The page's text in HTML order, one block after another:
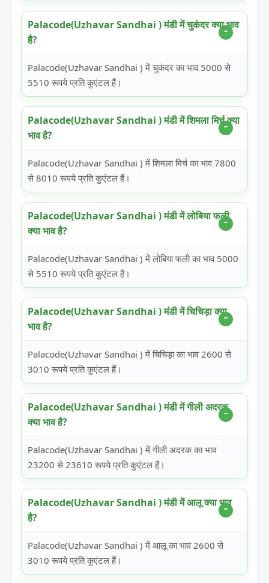
Palacode(Uzhavar Sandhai ) मंडी में चुकंदर क्या भाव
है?
Palacode(Uzhavar Sandhai ) में चुकंदर का भाव 5000 से
5510 रूपये प्रति कुएंटल हैं।
Palacode(Uzhavar Sandhai ) मंडी में शिमला मिर्च क्या
भाव है?
Palacode(Uzhavar Sandhai ) में शिमला मिर्च का भाव 7800
से 8010 रूपये प्रति कुएंटल हैं।
Palacode(Uzhavar Sandhai ) मंडी में लोबिया फली
क्या भाव है?
Palacode(Uzhavar Sandhai ) में लोबिया फली का भाव 5000
से 5510 रूपये प्रति कुएंटल हैं।
Palacode(Uzhavar Sandhai ) मंडी में चिचिड़ा क्या
भाव है?
Palacode(Uzhavar Sandhai ) में चिचिड़ा का भाव 2600 से
3010 रूपये प्रति कुएंटल हैं।
Palacode(Uzhavar Sandhai ) मंडी में गीली अदरक
क्या भाव है?
Palacode(Uzhavar Sandhai ) में गीली अदरक का भाव
23200 से 23610 रूपये प्रति कुएंटल हैं।
Palacode(Uzhavar Sandhai ) मंडी में आलू क्या भाव
है?
Palacode(Uzhavar Sandhai ) में आलू का भाव 2600 से
3010 रूपये प्रति कुएंटल हैं।